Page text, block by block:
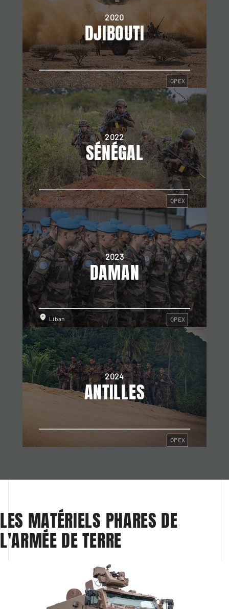
2020
DJIBOUTI
OPEX
2022
SÉNÉGAL
OPEX
2023
DAMAN
Liban OPEX
2024
ANTILLES
OPEX
LES MATÉRIELS PHARES DE
L'ARMÉE DE TERRE